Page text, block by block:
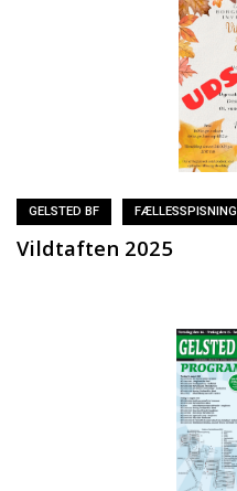
GELSTED BF FÆLLESSPISNING
Vildtaften 2025